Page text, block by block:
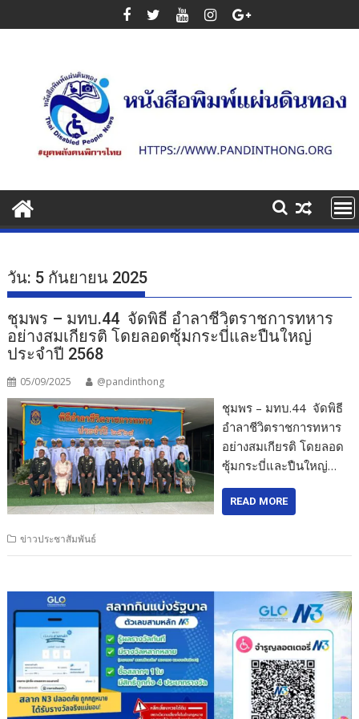
to
วัน: 5 กันยายน 2025
ชุมพร – มทบ.44 จัดพิธี อำลาชีวิตราชการทหาร
อย่างสมเกียรติ โดยลอดซุ้มกระบี่และปืนใหญ่
ประจำปี 2568
05/09/2025 @pandinthong
ชุมพร – มทบ.44 จัดพิธี
อำลาชีวิตราชการทหาร
อย่างสมเกียรติ โดยลอด
ซุ้มกระบี่และปืนใหญ่…
READ MORE
ข่าวประชาสัมพันธ์